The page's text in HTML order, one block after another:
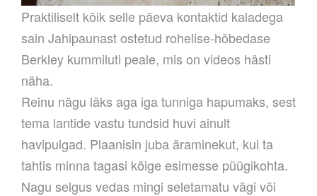
Praktiliselt kõik selle päeva kontaktid kaladega
sain Jahipaunast ostetud rohelise-hõbedase
Berkley kummiluti peale, mis on videos hästi
näha.
Reinu nägu läks aga iga tunniga hapumaks, sest
tema lantide vastu tundsid huvi ainult
havipulgad. Plaanisin juba äraminekut, kui ta
tahtis minna tagasi kõige esimesse püügikohta.
Nagu selgus vedas mingi seletamatu vägi või